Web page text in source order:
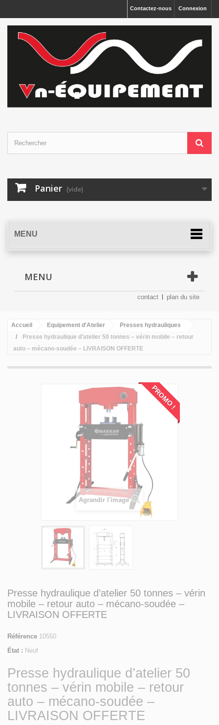
Connexion
Contactez-nous
Panier (vide)
MENU
MENU
contact plan du site
Accueil Equipement d'Atelier
Presses hydrauliques
Presse hydraulique d’atelier 50 tonnes – vérin mobile – retour
auto – mécano-soudée – LIVRAISON OFFERTE
PROMO !
Agrandir l'image
Presse hydraulique d’atelier 50 tonnes – vérin
mobile – retour auto – mécano-soudée –
LIVRAISON OFFERTE
Référence 10550
État : Neuf
Presse hydraulique d’atelier 50
tonnes – vérin mobile – retour
auto – mécano-soudée –
LIVRAISON OFFERTE